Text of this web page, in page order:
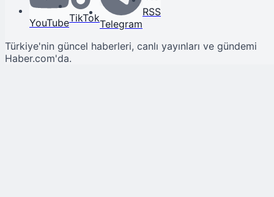
YouTubeTikTokTelegram
RSS
Türkiye'nin güncel haberleri, canlı yayınları ve gündemi
Haber.com'da.